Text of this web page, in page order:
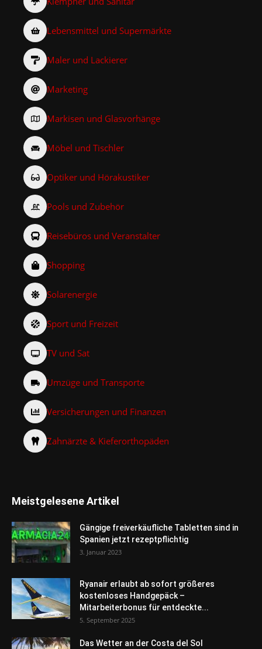
Lebensmittel und Supermärkte
Maler und Lackierer
Marketing
Markisen und Glasvorhänge
Möbel und Tischler
Optiker und Hörakustiker
Pools und Zubehör
Reisebüros und Veranstalter
Shopping
Solarenergie
Sport und Freizeit
TV und Sat
Umzüge und Transporte
Versicherungen und Finanzen
Zahnärzte & Kieferorthopäden
Meistgelesene Artikel
Gängige freiverkäufliche Tabletten sind in
Spanien jetzt rezeptpflichtig
3. Januar 2023
Ryanair erlaubt ab sofort größeres
kostenloses Handgepäck –
Mitarbeiterbonus für entdeckte...
5. September 2025
Das Wetter an der Costa del Sol